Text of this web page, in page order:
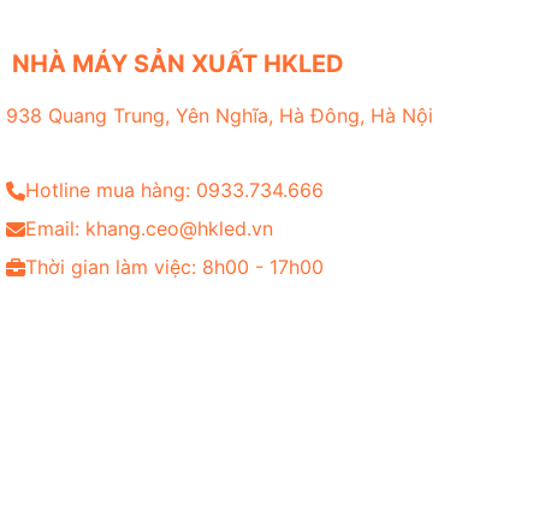
NHÀ MÁY SẢN XUẤT HKLED
938 Quang Trung, Yên Nghĩa, Hà Đông, Hà Nội
Hotline mua hàng: 0933.734.666
Email: khang.ceo@hkled.vn
Thời gian làm việc: 8h00 - 17h00